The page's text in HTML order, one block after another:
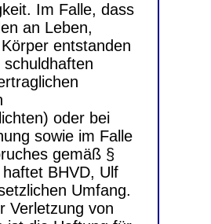
Im Falle, dass
an Leben,
entstanden
oder bei
sowie im Falle
gemäß §
BHVD, Ulf
Umfang.
Verletzung von